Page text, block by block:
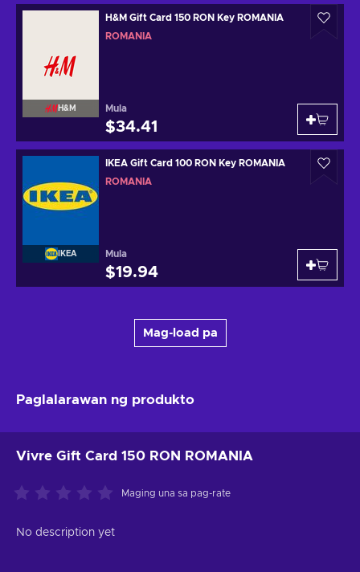
H&M
H&M Gift Card 150 RON Key ROMANIA
ROMANIA
Mula
$34.41
IKEA
IKEA Gift Card 100 RON Key ROMANIA
ROMANIA
Mula
$19.94
Mag-load pa
Paglalarawan ng produkto
Vivre Gift Card 150 RON ROMANIA
Maging una sa pag-rate
No description yet